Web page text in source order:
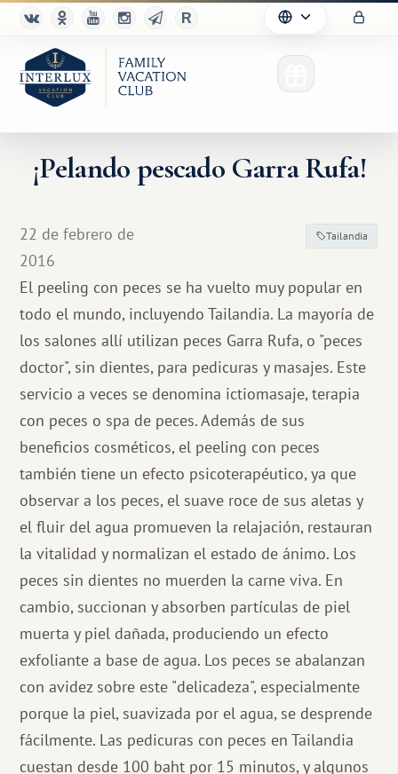
¡Pelando pescado Garra Rufa!
22 de febrero de
2016
Tailandia
El peeling con peces se ha vuelto muy popular en
todo el mundo, incluyendo Tailandia. La mayoría de
los salones allí utilizan peces Garra Rufa, o "peces
doctor", sin dientes, para pedicuras y masajes. Este
servicio a veces se denomina ictiomasaje, terapia
con peces o spa de peces. Además de sus
beneficios cosméticos, el peeling con peces
también tiene un efecto psicoterapéutico, ya que
observar a los peces, el suave roce de sus aletas y
el fluir del agua promueven la relajación, restauran
la vitalidad y normalizan el estado de ánimo. Los
peces sin dientes no muerden la carne viva. En
cambio, succionan y absorben partículas de piel
muerta y piel dañada, produciendo un efecto
exfoliante a base de agua. Los peces se abalanzan
con avidez sobre este "delicadeza", especialmente
porque la piel, suavizada por el agua, se desprende
fácilmente. Las pedicuras con peces en Tailandia
cuestan desde 100 baht por 15 minutos, y algunos